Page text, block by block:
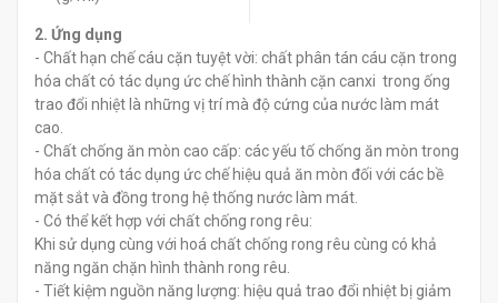
2. Ứng dụng
- Chất hạn chế cáu cặn tuyệt vời: chất phân tán cáu cặn trong
hóa chất có tác dụng ức chế hình thành cặn canxi trong ống
trao đổi nhiệt là những vị trí mà độ cứng của nước làm mát
cao.
- Chất chống ăn mòn cao cấp: các yếu tố chống ăn mòn trong
hóa chất có tác dụng ức chế hiệu quả ăn mòn đối với các bề
mặt sắt và đồng trong hệ thống nước làm mát.
- Có thể kết hợp với chất chống rong rêu:
Khi sử dụng cùng với hoá chất chống rong rêu cùng có khả
năng ngăn chặn hình thành rong rêu.
- Tiết kiệm nguồn năng lượng: hiệu quả trao đổi nhiệt bị giảm